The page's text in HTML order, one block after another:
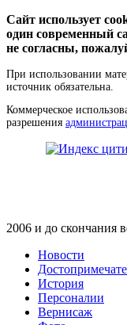
Сайт использует
один современный
не согласны,
При использовании
источник обязательна.
Коммерческое
разрешения
2006 и до скончания
Новости
История
Персоналии
Вернисаж